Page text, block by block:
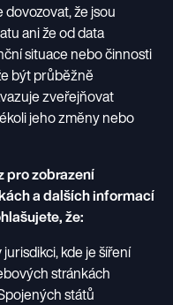
dovozovat, že jsou
ani že od data
situace nebo činnosti
být průběžně
zveřejňovat
jeho změny nebo
pro zobrazení
a dalších informací
že:
kde je šíření
stránkách
států